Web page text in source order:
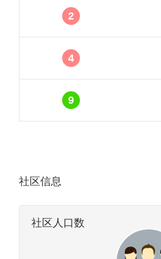
2
4
9
社区信息
社区人口数